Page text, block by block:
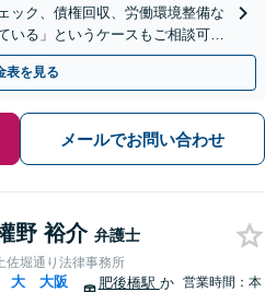
ック、債権回収、労働環境整備な
いる」というケースもご相談可能
【大阪天満宮駅すぐ】
表を見る
メールでお問い合わせ
野 裕介 弁護士
佐堀通り法律事務所
大
大阪
肥後橋駅 か 営業時間：本